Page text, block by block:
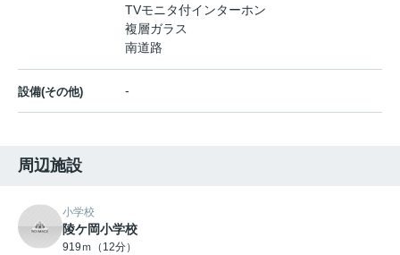
TVモニタ付インターホン
複層ガラス
南道路
設備(その他) -
周辺施設
小学校
陵ケ岡小学校
919ｍ（12分）